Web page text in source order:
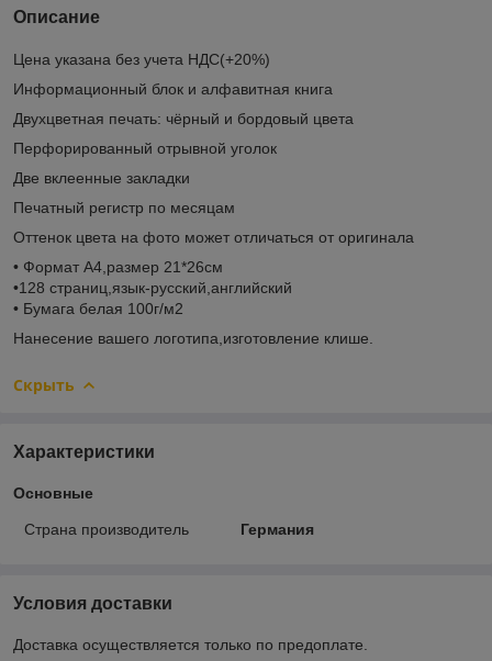
Описание
Цена указана без учета НДС(+20%)
Информационный блок и алфавитная книга
Двухцветная печать: чёрный и бордовый цвета
Перфорированный отрывной уголок
Две вклеенные закладки
Печатный регистр по месяцам
Оттенок цвета на фото может отличаться от оригинала
• Формат А4,размер 21*26см
•128 страниц,язык-русский,английский
• Бумага белая 100г/м2
Нанесение вашего логотипа,изготовление клише.
Скрыть
Характеристики
Основные
Страна производитель Германия
Условия доставки
Доставка осуществляется только по предоплате.